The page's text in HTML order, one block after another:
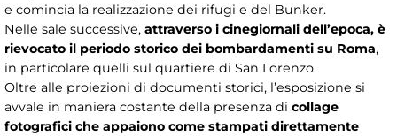
e comincia la realizzazione dei rifugi e del Bunker.
Nelle sale successive, attraverso i cinegiornali dell’epoca, è
rievocato il periodo storico dei bombardamenti su Roma,
in particolare quelli sul quartiere di San Lorenzo.
Oltre alle proiezioni di documenti storici, l’esposizione si
avvale in maniera costante della presenza di collage
fotografici che appaiono come stampati direttamente